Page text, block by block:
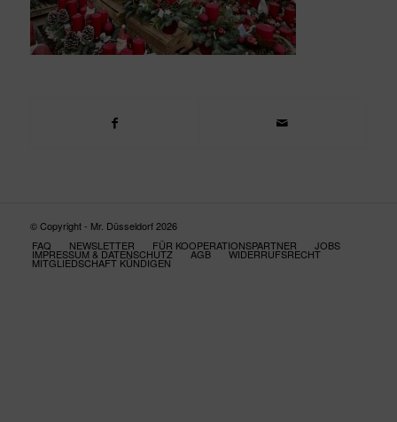
© Copyright - Mr. Düsseldorf 2026
FAQ
NEWSLETTER FÜR KOOPERATIONSPARTNER JOBS
IMPRESSUM & DATENSCHUTZ AGB WIDERRUFSRECHT
MITGLIEDSCHAFT KÜNDIGEN